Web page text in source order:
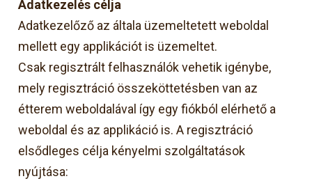
Adatkezelés célja
Adatkezelőző az általa üzemeltetett weboldal
mellett egy applikációt is üzemeltet.
Csak regisztrált felhasználók vehetik igénybe,
mely regisztráció összeköttetésben van az
étterem weboldalával így egy fiókból elérhető a
weboldal és az applikáció is. A regisztráció
elsődleges célja kényelmi szolgáltatások
nyújtása: